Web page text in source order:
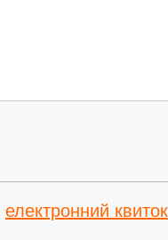
електронний квиток